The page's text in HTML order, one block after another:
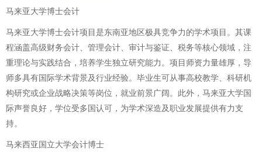
马来亚大学博士会计
马来亚大学博士会计项目是东南亚地区极具竞争力的学术项目。其课
程涵盖高级财务会计、管理会计、审计与鉴证、税务等核心领域，注
重理论与实践结合，培养学生独立研究能力。项目师资力量雄厚，导
师多具有国际学术背景及行业经验。毕业生可从事高校教学、科研机
构研究或企业战略决策等岗位，就业前景广阔。此外，马来亚大学国
际声誉良好，学位受多国认可，为学术深造及职业发展提供有力支
持。
马来西亚国立大学会计博士